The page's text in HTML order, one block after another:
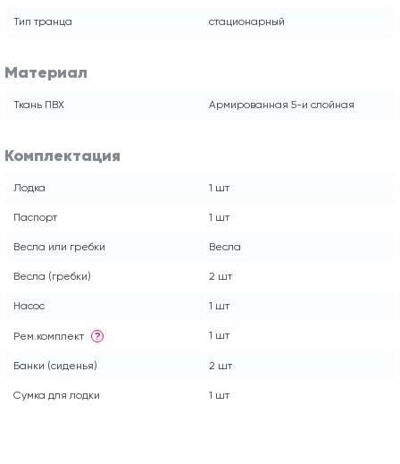
Тип транца стационарный
Материал
Ткань ПВХ Армированная 5-и слойная
Комплектация
Лодка 1 шт
Паспорт 1 шт
Весла или гребки Весла
Весла (гребки) 2 шт
Насос 1 шт
Рем.комплект ? 1 шт
Банки (сиденья) 2 шт
Сумка для лодки 1 шт